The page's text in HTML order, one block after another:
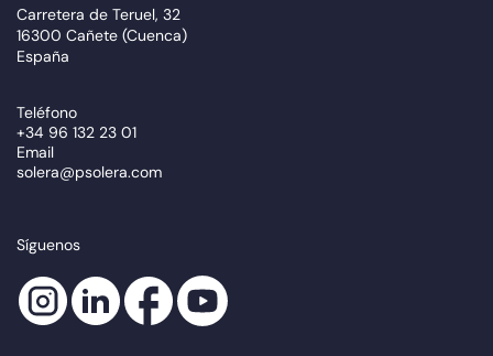
Carretera de Teruel, 32
16300 Cañete (Cuenca)
España
Teléfono
+34 96 132 23 01
Email
solera@psolera.com
Síguenos